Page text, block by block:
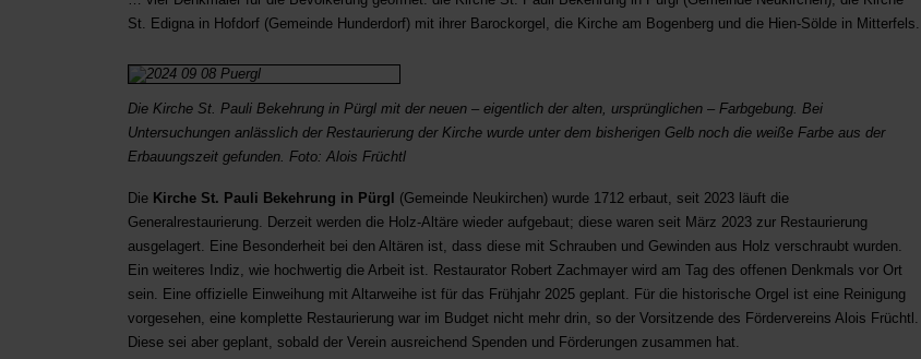
St. Edigna in Hofdorf (Gemeinde Hunderdorf) mit ihrer Barockorgel, die Kirche am Bogenberg und die Hien-Sölde in Mitterfels.
Die Kirche St. Pauli Bekehrung in Pürgl mit der neuen – eigentlich der alten, ursprünglichen – Farbgebung. Bei
Untersuchungen anlässlich der Restaurierung der Kirche wurde unter dem bisherigen Gelb noch die weiße Farbe aus der
Erbauungszeit gefunden. Foto: Alois Früchtl
Die Kirche St. Pauli Bekehrung in Pürgl
(Gemeinde Neukirchen) wurde 1712 erbaut, seit 2023 läuft die
Generalrestaurierung. Derzeit werden die Holz-Altäre wieder aufgebaut; diese waren seit März 2023 zur Restaurierung
ausgelagert. Eine Besonderheit bei den Altären ist, dass diese mit Schrauben und Gewinden aus Holz verschraubt wurden.
Ein weiteres Indiz, wie hochwertig die Arbeit ist. Restaurator Robert Zachmayer wird am Tag des offenen Denkmals vor Ort
sein. Eine offizielle Einweihung mit Altarweihe ist für das Frühjahr 2025 geplant. Für die historische Orgel ist eine Reinigung
vorgesehen, eine komplette Restaurierung war im Budget nicht mehr drin, so der Vorsitzende des Fördervereins Alois Früchtl.
Diese sei aber geplant, sobald der Verein ausreichend Spenden und Förderungen zusammen hat.